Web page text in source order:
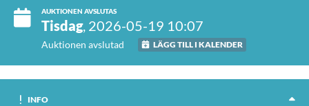
AUKTIONEN AVSLUTAS
Tisdag, 2026-05-19 10:07
Auktionen avslutad LÄGG TILL I KALENDER
INFO